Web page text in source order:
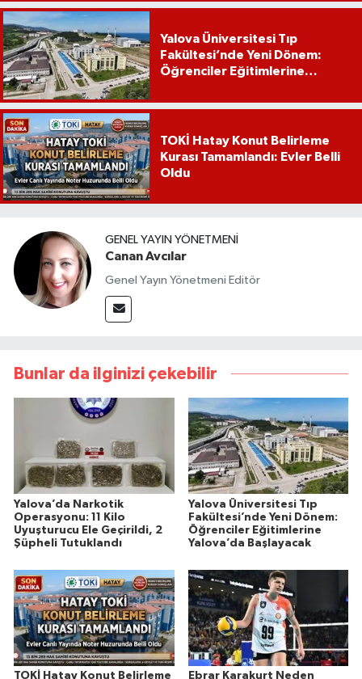
Yalova Üniversitesi Tıp
Fakültesi’nde Yeni Dönem:
Öğrenciler Eğitimlerine
TOKİ Hatay Konut Belirleme
Kurası Tamamlandı: Evler Belli
Oldu
GENEL YAYIN YÖNETMENI
Canan Avcılar
Genel Yayın Yönetmeni Editör
Bunlar da ilginizi çekebilir
Yalova’da Narkotik
Operasyonu: 11 Kilo
Uyuşturucu Ele Geçirildi, 2
Şüpheli Tutuklandı
Yalova Üniversitesi Tıp
Fakültesi’nde Yeni Dönem:
Öğrenciler Eğitimlerine
Yalova’da Başlayacak
TOKİ Hatay Konut Belirleme
Ebrar Karakurt Neden